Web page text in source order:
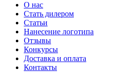
О нас
Стать дилером
Статьи
Нанесение логотипа
Отзывы
Конкурсы
Доставка и оплата
Контакты